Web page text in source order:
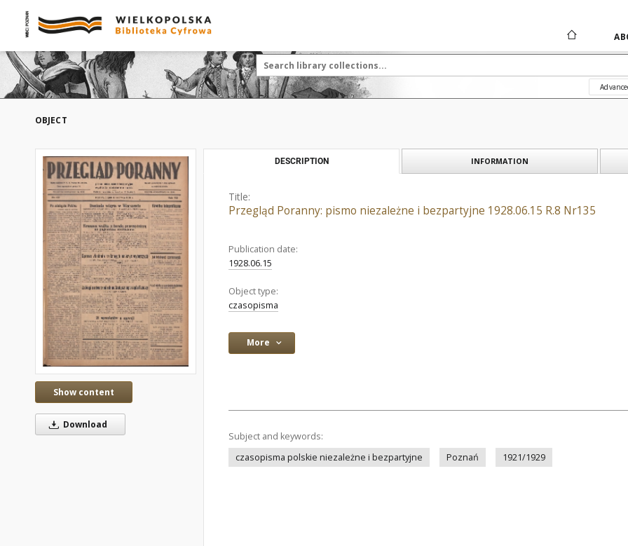
OBJECT
Show content
Download
DESCRIPTION INFORMATION
Title:
Przegląd Poranny: pismo niezależne i bezpartyjne 1928.06.15 R.8 Nr135
Publication date:
1928.06.15
Object type:
czasopisma
More
Subject and keywords:
czasopisma polskie niezależne i bezpartyjne
Poznań 1921/1929